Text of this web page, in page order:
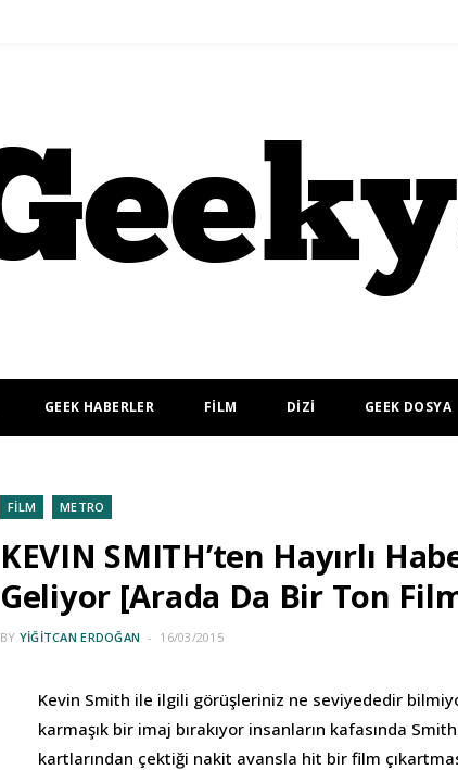
GEEK HABERLER FİLM DİZİ GEEK DOSYA
FİLM METRO
KEVIN SMITH’ten Hayırlı
Geliyor [Arada Da Bir Ton
BY YIĞITCAN ERDOĞAN 16/03/2015
Kevin Smith ile ilgili görüşleriniz ne seviyededir
karmaşık bir imaj bırakıyor insanların kafasında
kartlarından çektiği nakit avansla hit bir film